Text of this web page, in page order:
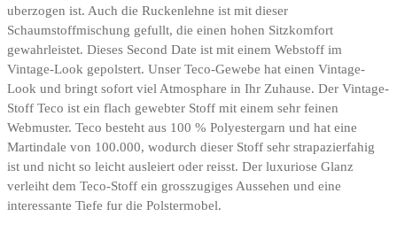
uberzogen ist. Auch die Ruckenlehne ist mit dieser
Schaumstoffmischung gefullt, die einen hohen Sitzkomfort
gewahrleistet. Dieses Second Date ist mit einem Webstoff im
Vintage-Look gepolstert. Unser Teco-Gewebe hat einen Vintage-
Look und bringt sofort viel Atmosphare in Ihr Zuhause. Der Vintage-
Stoff Teco ist ein flach gewebter Stoff mit einem sehr feinen
Webmuster. Teco besteht aus 100 % Polyestergarn und hat eine
Martindale von 100.000, wodurch dieser Stoff sehr strapazierfahig
ist und nicht so leicht ausleiert oder reisst. Der luxuriose Glanz
verleiht dem Teco-Stoff ein grosszugiges Aussehen und eine
interessante Tiefe fur die Polstermobel.